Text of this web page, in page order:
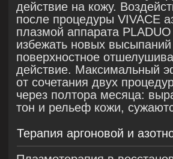
Пациентка, 28 лет.
Анамнез
: Кожа жирного типа. В течение
последних трёх лет наблюдаются
периодические воспалительные
элементы по типу крупных узлов и
инфильтратов, сопровождающиеся
выраженным субъективным
дискомфортом. Ранее использовались
косметические средства, направленные
на коррекцию проблемной кожи, однако
на их фоне наблюдалось ухудшение
общего состояния кожи: усиление
сального блеска, появление
комедонов и акне.
Протокол терапии включал четыре